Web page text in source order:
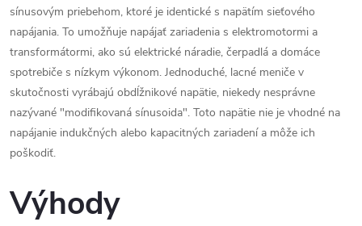
sínusovým priebehom, ktoré je identické s napätím sieťového
napájania. To umožňuje napájať zariadenia s elektromotormi a
transformátormi, ako sú elektrické náradie, čerpadlá a domáce
spotrebiče s nízkym výkonom. Jednoduché, lacné meniče v
skutočnosti vyrábajú obdĺžnikové napätie, niekedy nesprávne
nazývané "modifikovaná sínusoida". Toto napätie nie je vhodné na
napájanie indukčných alebo kapacitných zariadení a môže ich
poškodiť.
Výhody